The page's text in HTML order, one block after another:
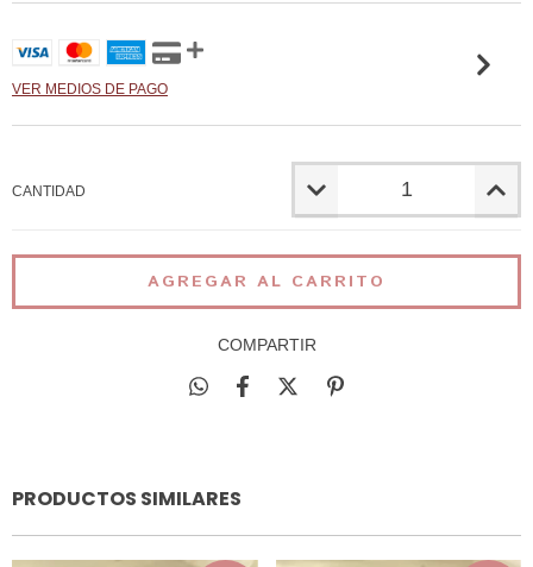
VER MEDIOS DE PAGO
CANTIDAD
COMPARTIR
PRODUCTOS SIMILARES